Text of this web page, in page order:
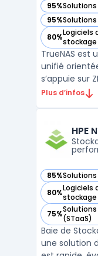
95%
— voir
95%
— voir
80%Logiciels
stockage
— voir
TrueNAS est
unifié
s’appuie sur
données, les
(base
répondre à
Plus d’infos
HPE
85%
— voir HPE
80%Logiciels
stockage
— voir HPE
75%(STaaS)
— voir HPE
Baie de
une solution